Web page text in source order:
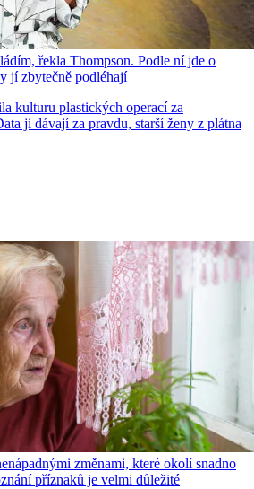
řekla Thompson. Podle ní jde o
jí zbytečně podléhají
kulturu plastických operací za
jí dávají za pravdu, starší ženy z plátna
změnami, které okolí snadno
příznaků je velmi důležité